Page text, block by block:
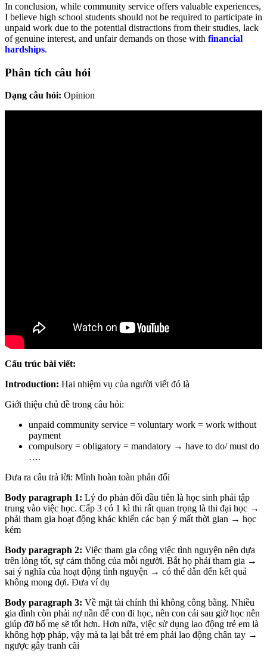
In conclusion, while community service offers valuable experiences,
I believe high school students should not be required to participate in
unpaid work due to the potential distractions from their studies, lack
of genuine interest, and unfair demands on those with financial
hardships.
Phân tích câu hỏi
Dạng câu hỏi: Opinion
Cấu trúc bài viết:
Introduction: Hai nhiệm vụ của người viết đó là
Giới thiệu chủ đề trong câu hỏi:
unpaid community service = voluntary work = work without
payment
compulsory = obligatory = mandatory → have to do/ must do
….
Đưa ra câu trả lời: Mình hoàn toàn phản đối
Body paragraph 1: Lý do phản đối đầu tiên là học sinh phải tập
trung vào việc học. Cấp 3 có 1 kì thi rất quan trọng là thi đại học →
phải tham gia hoạt động khác khiến các bạn ý mất thời gian → học
kém
Body paragraph 2: Việc tham gia công việc tình nguyện nên dựa
trên lòng tốt, sự cảm thông của mỗi người. Bắt họ phải tham gia →
sai ý nghĩa của hoạt động tình nguyện → có thể dẫn đến kết quả
không mong đợi. Đưa ví dụ
Body paragraph 3: Về mặt tài chính thì không công bằng. Nhiều
gia đình còn phải nợ nần để con đi học, nên con cái sau giờ học nên
giúp đỡ bố mẹ sẽ tốt hơn. Hơn nữa, việc sử dụng lao động trẻ em là
không hợp pháp, vậy mà ta lại bắt trẻ em phải lao động chân tay →
ngược gây tranh cãi